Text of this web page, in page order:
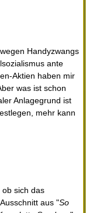
Handyzwangs
ante
Aktien haben mir
was ist schon
Anlagegrund ist
mehr kann
ob sich das
aus "So